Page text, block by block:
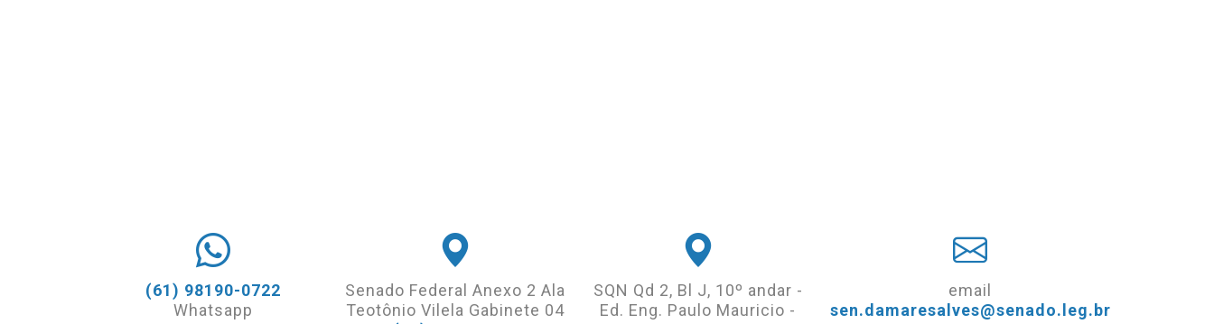
(61) 98190-0722
Whatsapp
Senado Federal Anexo 2 Ala
Teotônio Vilela Gabinete 04
SQN Qd 2, Bl J, 10º andar -
Ed. Eng. Paulo Mauricio -
email
sen.damaresalves@senado.leg.br